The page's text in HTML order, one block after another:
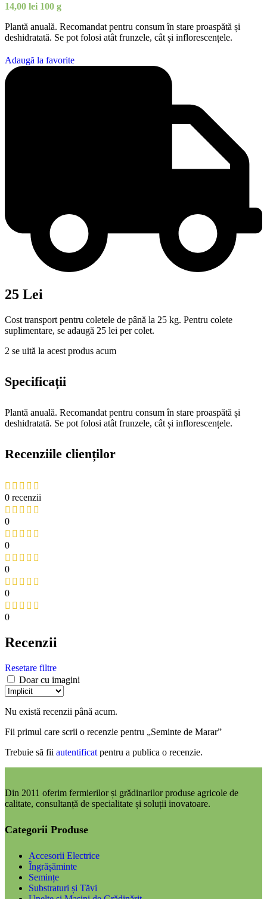
14,00 lei 100 g
Plantă anuală. Recomandat pentru consum în stare proaspătă și
deshidratată. Se pot folosi atât frunzele, cât și inflorescențele.
Adaugă la favorite
25 Lei
Cost transport pentru coletele de până la 25 kg. Pentru colete
suplimentare, se adaugă 25 lei per colet.
2 se uită la acest produs acum
Specificații
Plantă anuală. Recomandat pentru consum în stare proaspătă și
deshidratată. Se pot folosi atât frunzele, cât și inflorescențele.
Recenziile clienților
0 recenzii
0
0
0
0
0
Recenzii
Resetare filtre
Doar cu imagini
Nu există recenzii până acum.
Fii primul care scrii o recenzie pentru „Seminte de Marar”
Trebuie să fii autentificat pentru a publica o recenzie.
Din 2011 oferim fermierilor și grădinarilor produse agricole de
calitate, consultanță de specialitate și soluții inovatoare.
Categorii Produse
Accesorii Electrice
Îngrășăminte
Semințe
Substraturi și Tăvi